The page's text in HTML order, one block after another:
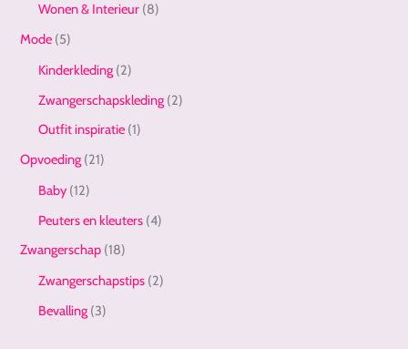
Wonen & Interieur (8)
Mode (5)
Kinderkleding (2)
Zwangerschapskleding (2)
Outfit inspiratie (1)
Opvoeding (21)
Baby (12)
Peuters en kleuters (4)
Zwangerschap (18)
Zwangerschapstips (2)
Bevalling (3)